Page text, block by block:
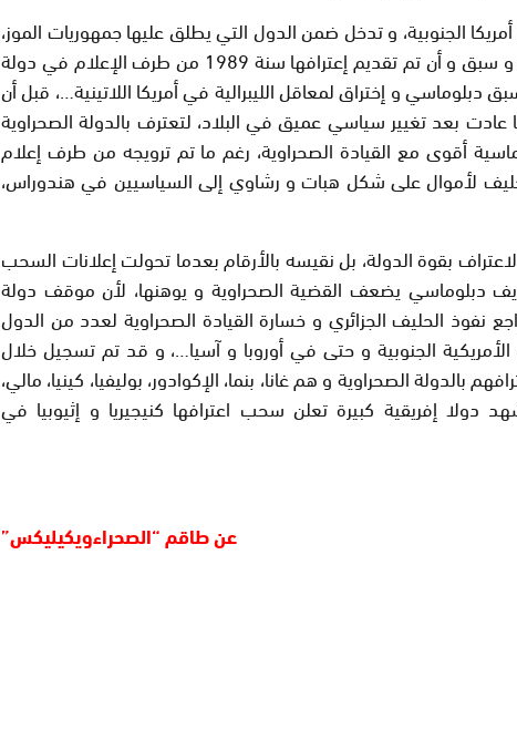
الجنوبية، و تدخل ضمن الدول التي يطلق عليها جمهوريات الموز،
و التي يبدو أنه نفوذها بدون تأثير و سبق و أن تم تقديم إعترافها سنة 1989 من طرف الإعلام في دولة
و إختراق لمعاقل الليبرالية في أمريكا اللاتينية…، قبل أن
سنة 2014، لكنها عادت بعد تغيير سياسي عميق في البلاد، لتعترف بالدولة الصحراوية
دبلوماسية أقوى مع القيادة الصحراوية، رغم ما تم ترويجه من طرف إعلام
لأموال على شكل هبات و رشاوي إلى السياسيين في هندوراس،
بقوة الدولة، بل نقيسه بالأرقام بعدما تحولت إعلانات السحب
دبلوماسي يضعف القضية الصحراوية و يوهنها، لأن موقف دولة
الحليف الجزائري و خسارة القيادة الصحراوية لعدد من الدول
الأمريكية الجنوبية و حتى في أوروبا و آسيا…، و قد تم تسجيل خلال
الصحراوية و هم غانا، بنما، الإكوادور، بوليفيا، كينيا، مالي،
إفريقية كبيرة تعلن سحب اعترافها كنيجيريا و إثيوبيا في
عن طاقم “الصحراءويكيليكس”